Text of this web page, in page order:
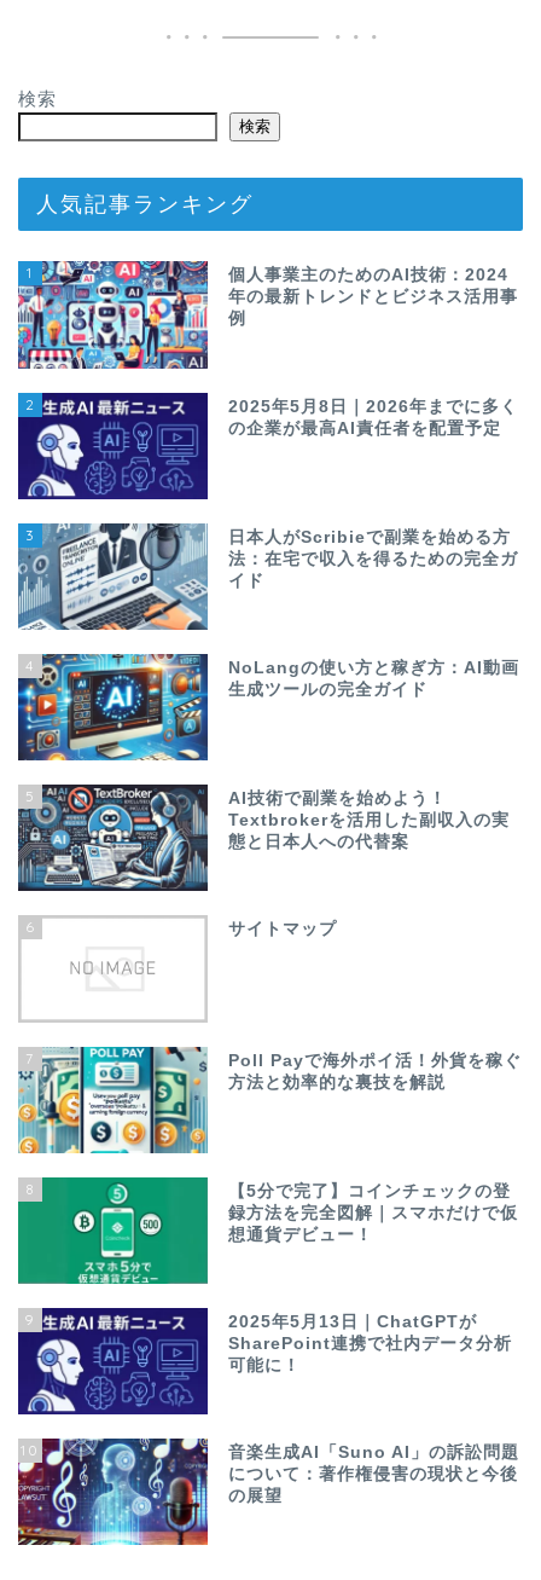
検索
検索
人気記事ランキング
1
個人事業主のためのAI技術：2024
年の最新トレンドとビジネス活用事
例
2
2025年5月8日｜2026年までに多く
の企業が最高AI責任者を配置予定
3
日本人がScribieで副業を始める方
法：在宅で収入を得るための完全ガ
イド
4
NoLangの使い方と稼ぎ方：AI動画
生成ツールの完全ガイド
5
AI技術で副業を始めよう！
Textbrokerを活用した副収入の実
態と日本人への代替案
6 サイトマップ
7
Poll Payで海外ポイ活！外貨を稼ぐ
方法と効率的な裏技を解説
8
【5分で完了】コインチェックの登
録方法を完全図解｜スマホだけで仮
想通貨デビュー！
9
2025年5月13日｜ChatGPTが
SharePoint連携で社内データ分析
可能に！
10
音楽生成AI「Suno AI」の訴訟問題
について：著作権侵害の現状と今後
の展望